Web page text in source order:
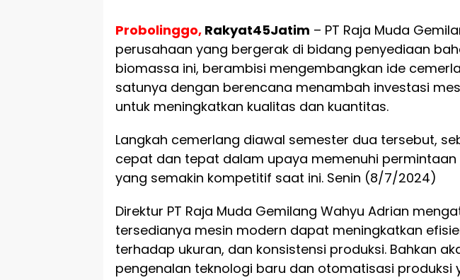
Probolinggo, Rakyat45Jatim – PT Raja Muda
perusahaan yang bergerak di bidang penyediaan
biomassa ini, berambisi mengembangkan ide
satunya dengan berencana menambah investasi
untuk meningkatkan kualitas dan kuantitas.
Langkah cemerlang diawal semester dua tersebut,
cepat dan tepat dalam upaya memenuhi
yang semakin kompetitif saat ini. Senin (8/7/2024)
Direktur PT Raja Muda Gemilang Wahyu Adrian
tersedianya mesin modern dapat meningkatkan
terhadap ukuran, dan konsistensi produksi. Bahkan
pengenalan teknologi baru dan otomatisasi produksi